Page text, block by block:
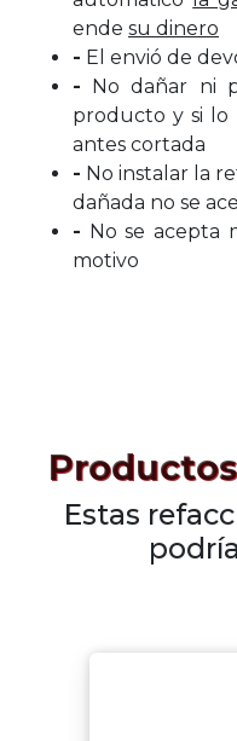
ende su dinero
- El envió de
- No dañar ni
producto y si lo
antes cortada
- No instalar la
dañada no se
- No se acepta
motivo
Estas